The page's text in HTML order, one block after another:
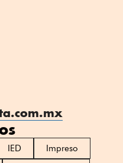
IED
Impreso